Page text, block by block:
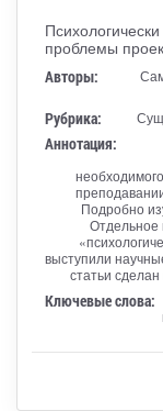
проблемы
Авторы:
Рубрика:
Аннотация:
Подробно
Отдельное
выступили
статьи
Ключевые слова: